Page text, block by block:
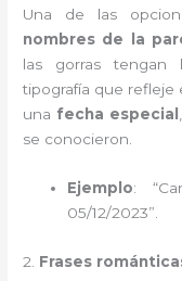
Una de las
nombres de la
las gorras tengan
tipografía que refleje
una fecha especial
se conocieron.
Ejemplo:
05/12/2023”.
2. Frases